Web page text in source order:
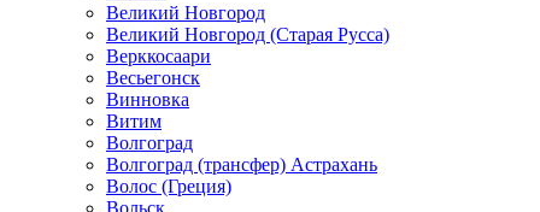
Великий Новгород
Великий Новгород (Старая Русса)
Верккосаари
Весьегонск
Винновка
Витим
Волгоград
Волгоград (трансфер) Астрахань
Волос (Греция)
Вольск